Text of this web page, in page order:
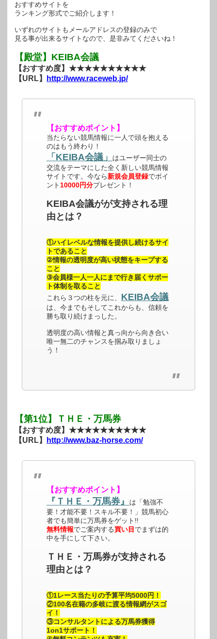
おすすめサイトを
ランキング形式でご紹介します！
いずれのサイトもメールアドレスの登録のみで
見る事が出来るサイトなので、是非みてくださいね！
【殿堂】KEIBA会議
【おすすめ度】★★★★★★★★★★
【URL】
http://www.raceweb.jp/
【おすすめポイント】
当たらない競馬情報に一人で頭を抱える
のはもう終わり！
「KEIBA会議」
はユーザー同士の
交流をテーマにした全く新しい競馬情報
サイトです。今なら新規会員登録でポイ
ント10000円分プレゼント！
KEIBA会議がが支持される理
由とは？
①ハイレベルな情報を提供し続けるサイ
トであること
②情報の透明度が高い状態をキープする
こと
③会員様一人一人にまで行き届くサポー
ト体制を取ること
これら３つの柱を元に、 KEIBA会議
は、今までもそしてこれからも、信頼を
勝ち取り続けまっした。
透明度の高い情報と真っ向から向き合い
唯一無二のチャンスを掴み取りましょ
う！
【第1位】ＴＨＥ・万馬券
【おすすめ度】★★★★★★★★★★
【URL】
http://www.baz-horse.com/
【おすすめポイント】
『ＴＨＥ・万馬券』
は「勉強不
要！才能不要！スキル不要！」競馬初心
者でも簡単に万馬券をゲット!!
無料情報でご案内する買い目 でまずは的
中を手にして下さい。
ＴＨＥ・万馬券が支持される
理由とは？
①1レース当たりの予算平均5000円！
②100名在籍の多岐に渡る情報網がスゴ
イ！
③コンサルタントによる万馬券獲得
1on1サポート！